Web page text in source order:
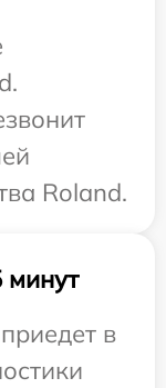
Roland.
минут
в